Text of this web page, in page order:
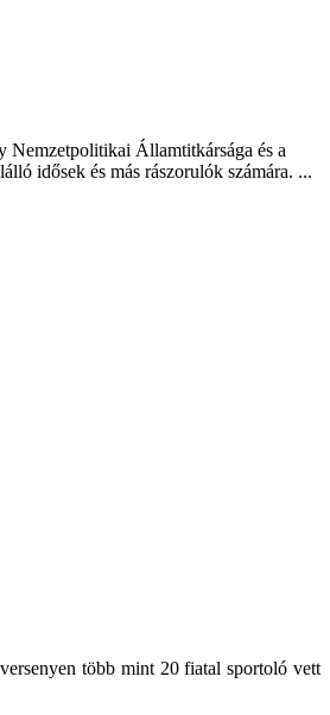
Nemzetpolitikai Államtitkársága és a
idősek és más rászorulók számára. ...
több mint 20 fiatal sportoló vett